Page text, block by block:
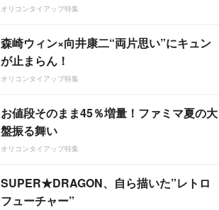
オリコンタイアップ特集
森崎ウィン×向井康二“両片思い”にキュン
が止まらん！
オリコンタイアップ特集
お値段そのまま45％増量！ファミマ夏の大
盤振る舞い
オリコンタイアップ特集
SUPER★DRAGON、自ら描いた”レトロ
フューチャー”